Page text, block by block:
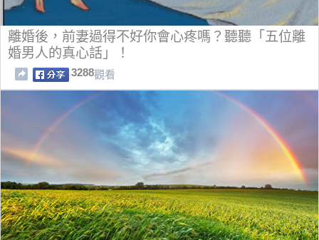
離婚後，前妻過得不好你會心疼嗎？聽聽「五位離
婚男人的真心話」！
3288觀看